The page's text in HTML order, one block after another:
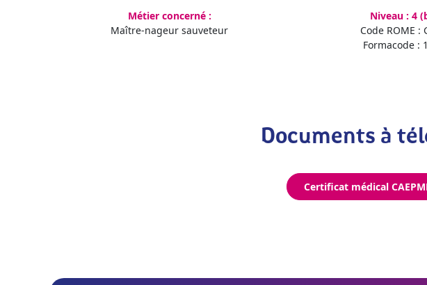
Métier concerné :
Maître-nageur sauveteur
Niveau : 4
Code ROME :
Formacode :
Documents à
Certificat médical